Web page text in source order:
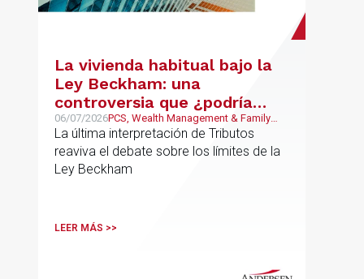
La vivienda habitual bajo la
Ley Beckham: una
controversia que ¿podría
estar llegando a su fin?
06/07/2026PCS, Wealth Management & Family
Business, Fiscal
La última interpretación de Tributos
reaviva el debate sobre los límites de la
Ley Beckham
LEER MÁS >>